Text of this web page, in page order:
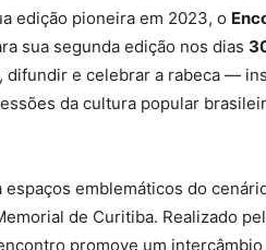
edição pioneira em 2023, o
sua segunda edição nos dias
difundir e celebrar a rabeca —
da cultura popular
espaços emblemáticos do
de Curitiba. Realizado
promove um